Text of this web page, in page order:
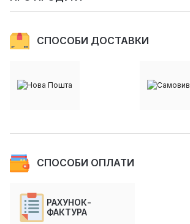
СПОСОБИ ДОСТАВКИ
СПОСОБИ ОПЛАТИ
РАХУНОК-
ФАКТУРА